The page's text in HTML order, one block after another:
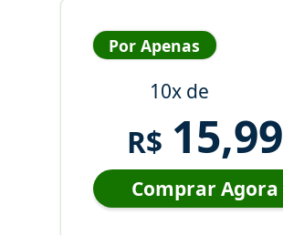
Por Apenas
10x de
R$ 15,99
Comprar Agora